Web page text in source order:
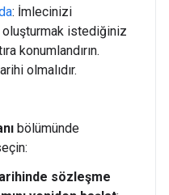
: İmlecinizi
istediğiniz
konumlandırın.
olmalıdır.
bölümünde
sözleşme